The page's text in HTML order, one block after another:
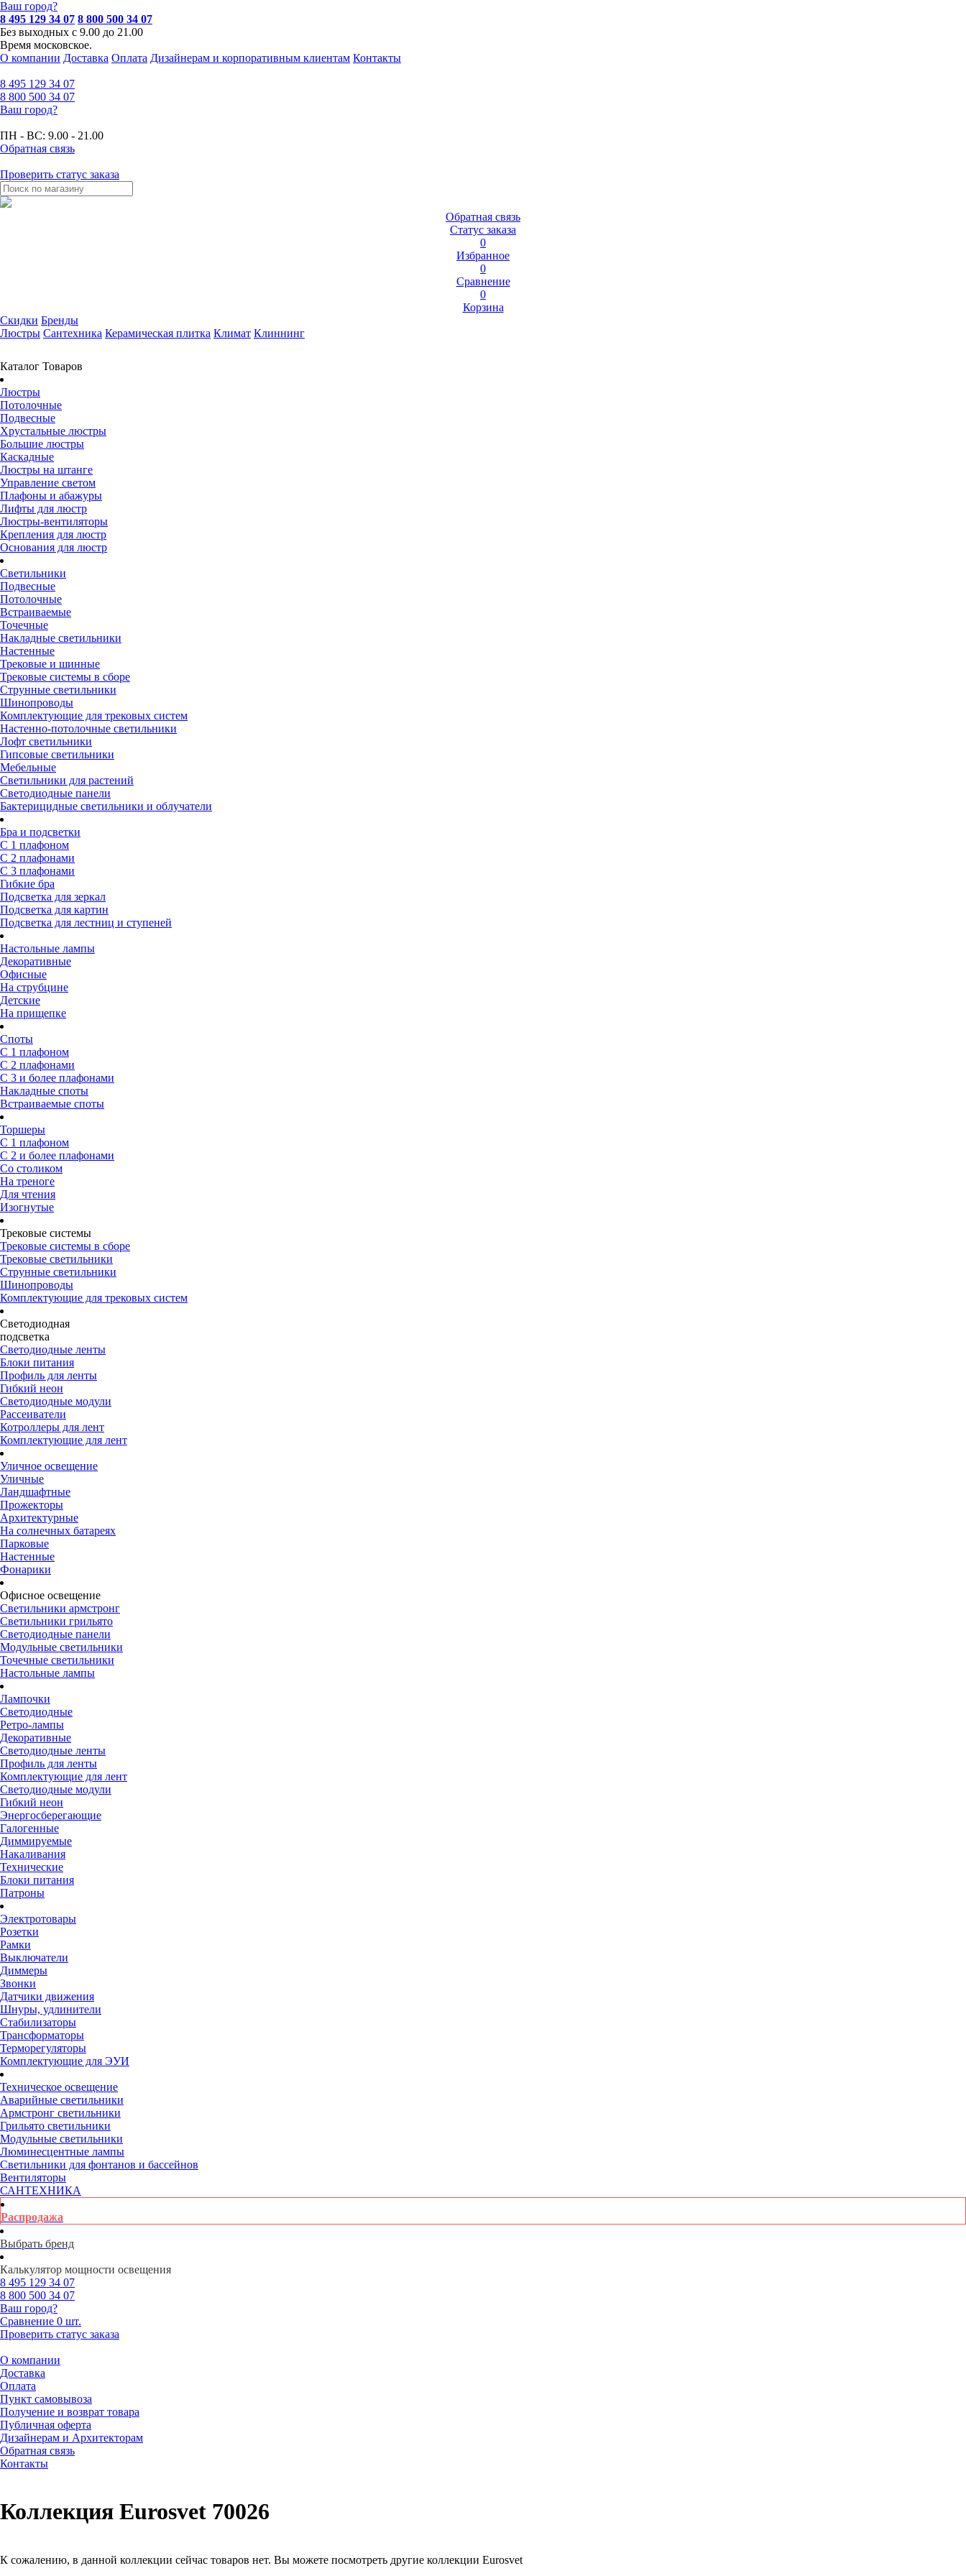
Ваш город?
8 495 129 34 07 8 800 500 34 07
Без выходных с 9.00 до 21.00
Время московское.
О компании Доставка Оплата Дизайнерам и корпоративным клиентам Контакты
8 495 129 34 07
8 800 500 34 07
Ваш город?
ПН - ВС: 9.00 - 21.00
Обратная связь
Проверить статус заказа
Обратная связь
Статус заказа
0
Избранное
0
Сравнение
0
Корзина
Скидки Бренды
Люстры Сантехника Керамическая плитка Климат Клиннинг
Каталог Товаров
Люстры
Потолочные
Подвесные
Хрустальные люстры
Большие люстры
Каскадные
Люстры на штанге
Управление светом
Плафоны и абажуры
Лифты для люстр
Люстры-вентиляторы
Крепления для люстр
Основания для люстр
Светильники
Подвесные
Потолочные
Встраиваемые
Точечные
Накладные светильники
Настенные
Трековые и шинные
Трековые системы в сборе
Струнные светильники
Шинопроводы
Комплектующие для трековых систем
Настенно-потолочные светильники
Лофт светильники
Гипсовые светильники
Мебельные
Светильники для растений
Светодиодные панели
Бактерицидные светильники и облучатели
Бра и подсветки
С 1 плафоном
С 2 плафонами
С 3 плафонами
Гибкие бра
Подсветка для зеркал
Подсветка для картин
Подсветка для лестниц и ступеней
Настольные лампы
Декоративные
Офисные
На струбцине
Детские
На прищепке
Споты
С 1 плафоном
С 2 плафонами
С 3 и более плафонами
Накладные споты
Встраиваемые споты
Торшеры
С 1 плафоном
С 2 и более плафонами
Со столиком
На треноге
Для чтения
Изогнутые
Трековые системы
Трековые системы в сборе
Трековые светильники
Струнные светильники
Шинопроводы
Комплектующие для трековых систем
Светодиодная
подсветка
Светодиодные ленты
Блоки питания
Профиль для ленты
Гибкий неон
Светодиодные модули
Рассеиватели
Котроллеры для лент
Комплектующие для лент
Уличное освещение
Уличные
Ландшафтные
Прожекторы
Архитектурные
На солнечных батареях
Парковые
Настенные
Фонарики
Офисное освещение
Светильники армстронг
Светильники грильято
Светодиодные панели
Модульные светильники
Точечные светильники
Настольные лампы
Лампочки
Светодиодные
Ретро-лампы
Декоративные
Светодиодные ленты
Профиль для ленты
Комплектующие для лент
Светодиодные модули
Гибкий неон
Энергосберегающие
Галогенные
Диммируемые
Накаливания
Технические
Блоки питания
Патроны
Электротовары
Розетки
Рамки
Выключатели
Диммеры
Звонки
Датчики движения
Шнуры, удлинители
Стабилизаторы
Трансформаторы
Терморегуляторы
Комплектующие для ЭУИ
Техническое освещение
Аварийные светильники
Армстронг светильники
Грильято светильники
Модульные светильники
Люминесцентные лампы
Светильники для фонтанов и бассейнов
Вентиляторы
САНТЕХНИКА
Распродажа
Выбрать бренд
Калькулятор мощности освещения
8 495 129 34 07
8 800 500 34 07
Ваш город?
Сравнение 0 шт.
Проверить статус заказа
О компании
Доставка
Оплата
Пункт самовывоза
Получение и возврат товара
Публичная оферта
Дизайнерам и Архитекторам
Обратная связь
Контакты
Коллекция Eurosvet 70026
К сожалению, в данной коллекции сейчас товаров нет. Вы можете посмотреть другие коллекции Eurosvet